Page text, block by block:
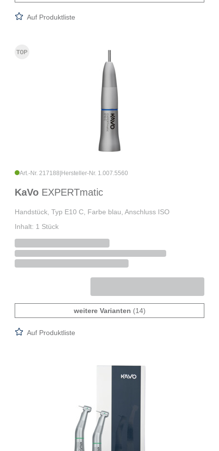
Auf Produktliste
Art.-Nr. 217188 Hersteller-Nr. 1.007.5560
KaVo EXPERTmatic
Handstück, Typ E10 C, Farbe blau, Anschluss ISO
Inhalt: 1 Stück
weitere Varianten (14)
Auf Produktliste